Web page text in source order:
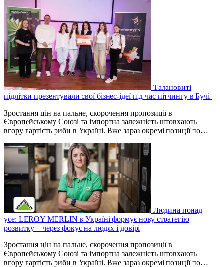
Талановиті
підлітки презентували свої бізнес-ідеї під час пітчингу в Бучі
Зростання цін на пальне, скорочення пропозиції в
Європейському Союзі та імпортна залежність штовхають
вгору вартість риби в Україні. Вже зараз окремі позиції по…
Людина понад
усе: LEROY MERLIN в Україні формує нову стратегію
розвитку – через фокус на людях і довірі
Зростання цін на пальне, скорочення пропозиції в
Європейському Союзі та імпортна залежність штовхають
вгору вартість риби в Україні. Вже зараз окремі позиції по…